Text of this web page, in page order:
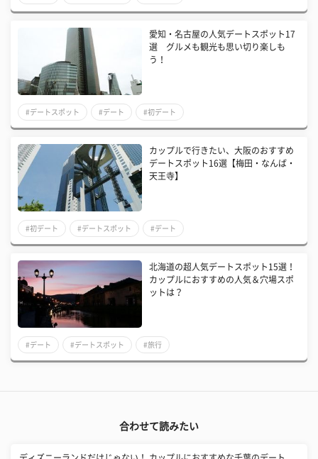
愛知・名古屋の人気デートスポット17
選 グルメも観光も思い切り楽しも
う！
#デートスポット #デート #初デート
カップルで行きたい、大阪のおすすめ
デートスポット16選【梅田・なんば・
天王寺】
#初デート #デートスポット #デート
北海道の超人気デートスポット15選！
カップルにおすすめの人気＆穴場スポ
ットは？
#デート #デートスポット #旅行
合わせて読みたい